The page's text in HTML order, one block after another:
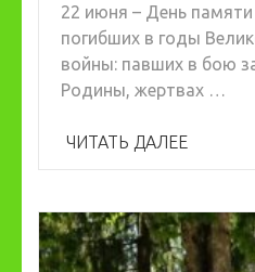
22 июня – День памяти
погибших в годы
войны: павших в бою
Родины, жертвах …
ЧИТАТЬ ДАЛЕЕ